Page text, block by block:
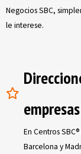
Negocios SBC,
le interese.
En Centros
Barcelona y